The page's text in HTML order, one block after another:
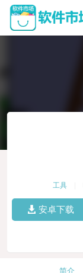
工具
安卓下载
简介